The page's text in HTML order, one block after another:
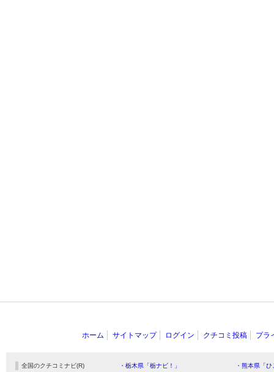
ホーム サイトマップ ログイン クチコミ投稿 プラ
全国のクチコミナビ(R) ・栃木県「栃ナビ！」 ・熊本県「